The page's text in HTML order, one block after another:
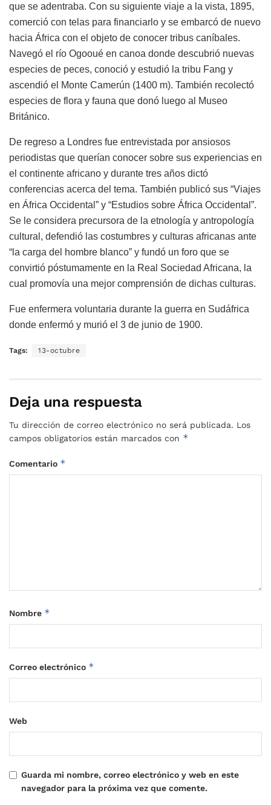
que se adentraba. Con su siguiente viaje a la vista, 1895,
comerció con telas para financiarlo y se embarcó de nuevo
hacia África con el objeto de conocer tribus caníbales.
Navegó el río Ogooué en canoa donde descubrió nuevas
especies de peces, conoció y estudió la tribu Fang y
ascendió el Monte Camerún (1400 m). También recolectó
especies de flora y fauna que donó luego al Museo
Británico.
De regreso a Londres fue entrevistada por ansiosos
periodistas que querían conocer sobre sus experiencias en
el continente africano y durante tres años dictó
conferencias acerca del tema. También publicó sus “Viajes
en África Occidental” y “Estudios sobre África Occidental”.
Se le considera precursora de la etnología y antropología
cultural, defendió las costumbres y culturas africanas ante
“la carga del hombre blanco” y fundó un foro que se
convirtió póstumamente en la Real Sociedad Africana, la
cual promovía una mejor comprensión de dichas culturas.
Fue enfermera voluntaria durante la guerra en Sudáfrica
donde enfermó y murió el 3 de junio de 1900.
Tags: 13-octubre
Deja una respuesta
Tu dirección de correo electrónico no será publicada. Los
campos obligatorios están marcados con *
Comentario *
Nombre *
Correo electrónico *
Web
Guarda mi nombre, correo electrónico y web en este
navegador para la próxima vez que comente.